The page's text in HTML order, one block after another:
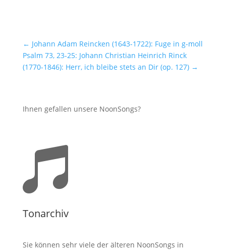
← Johann Adam Reincken (1643-1722): Fuge in g-moll
Psalm 73, 23-25: Johann Christian Heinrich Rinck
(1770-1846): Herr, ich bleibe stets an Dir (op. 127)→
Ihnen gefallen unsere NoonSongs?

Tonarchiv
Sie können sehr viele der älteren NoonSongs in